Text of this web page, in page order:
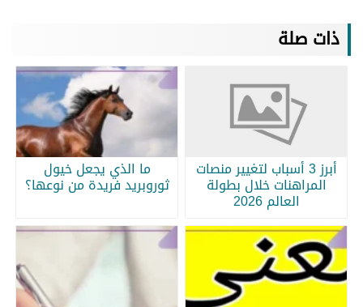
ذات صلة
أبرز 3 أسباب لتغيير منصات
المراهنات خلال بطولة
العالم 2026
ما الذي يجعل خيول
ثوروبريد فريدة من نوعها؟